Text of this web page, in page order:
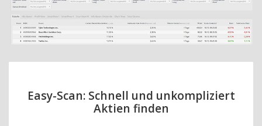
Easy-Scan: Schnell und unkompliziert
Aktien finden